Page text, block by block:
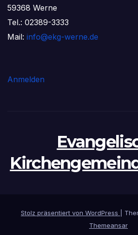
59368 Werne
Tel.: 02389-3333
Mail: info@ekg-werne.de
Anmelden
Stolz präsentiert von WordPress
Themeansar